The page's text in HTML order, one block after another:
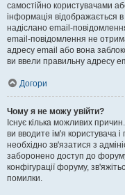
самостійно користувачами
інформація відображається
надіслано email-
email-повідомлення не
адресу email або вона
ви ввели правильну адресу
Догори
Чому я не можу увійти?
Існує кілька можливих
ви вводите ім'я користувача
необхідно зв'язатися з
заборонено доступ до
конфігурації форуму,
помилки.